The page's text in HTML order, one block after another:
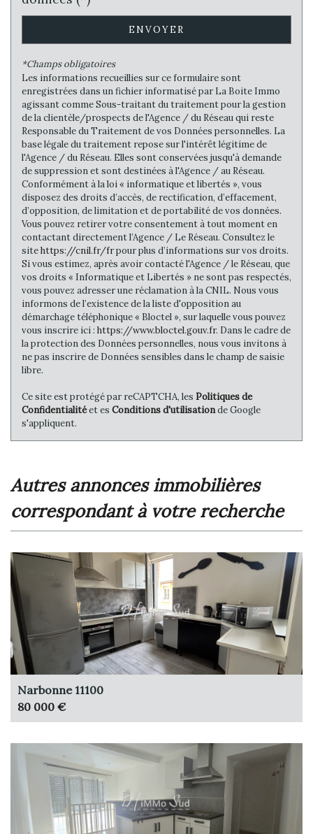
Habitants de 25 à 55 ans
Habitants de plus de 55 ans
Familles sans enfant
Familles avec 1 ou 2 enfants
55,46 %
Maisons
80,10 %
Appartements
19,90 %
Familles avec 3 enfants
6,09 %
ENVOYER
*Champs obligatoires
Les informations recueillies sur ce formulaire sont
enregistrées dans un fichier informatisé par La Boite Immo
agissant comme Sous-traitant du traitement pour la gestion
de la clientèle/prospects de l'Agence / du Réseau qui reste
Responsable du Traitement de vos Données personnelles. La
base légale du traitement repose sur l'intérêt légitime de
l'Agence / du Réseau. Elles sont conservées jusqu'à demande
de suppression et sont destinées à l'Agence / au Réseau.
Conformément à la loi « informatique et libertés », vous
disposez des droits d’accès, de rectification, d’effacement,
d’opposition, de limitation et de portabilité de vos données.
Vous pouvez retirer votre consentement à tout moment en
contactant directement l’Agence / Le Réseau. Consultez le
sitehttps://cnil.fr/frpour plus d’informations sur vos droits.
Si vous estimez, après avoir contacté l'Agence / le Réseau, que
vos droits « Informatique et Libertés » ne sont pas respectés,
vous pouvez adresser une réclamation à la CNIL. Nous vous
informons de l’existence de la liste d'opposition au
démarchage téléphonique « Bloctel », sur laquelle vous pouvez
vous inscrire ici : https://www.bloctel.gouv.fr. Dans le cadre de
la protection des Données personnelles, nous vous invitons à
ne pas inscrire de Données sensibles dans le champ de saisie
libre.
Ce site est protégé par reCAPTCHA, les Politiques de
Confidentialitéet es Conditions d'utilisationde Google
s'appliquent.
autres annonces immobilières
correspondant à votre recherche
Narbonne 11100
80 000 €